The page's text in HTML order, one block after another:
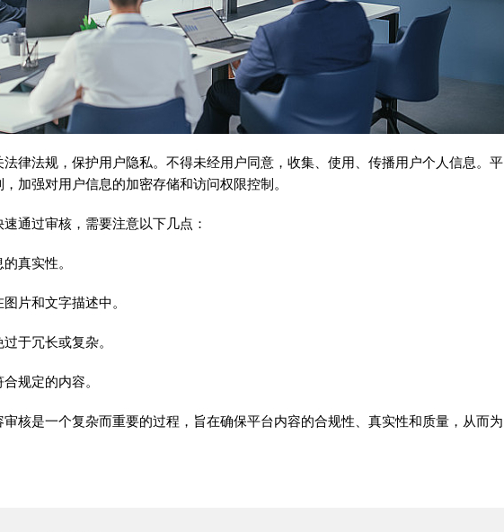
律法规，保护用户隐私。不得未经用户同意，收集、使用、传播用户个人信息。平
加强对用户信息的加密存储和访问权限控制。
通过审核，需要注意以下几点：
真实性。
片和文字描述中。
于冗长或复杂。
规定的内容。
核是一个复杂而重要的过程，旨在确保平台内容的合规性、真实性和质量，从而为